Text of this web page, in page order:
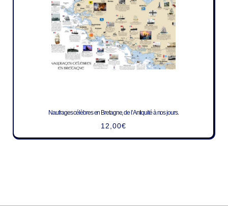
Naufrages célèbres en Bretagne, de l’Antiquité à nos jours.
12,00€